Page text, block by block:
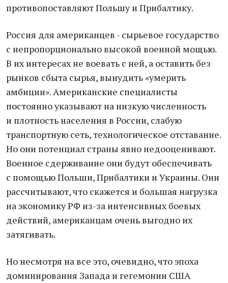
противопоставляют Польшу и Прибалтику.
Россия для американцев - сырьевое государство
с непропорционально высокой военной мощью.
В их интересах не воевать с ней, а оставить без
рынков сбыта сырья, вынудить «умерить
амбиции». Американские специалисты
постоянно указывают на низкую численность
и плотность населения в России, слабую
транспортную сеть, технологическое отставание.
Но они потенциал страны явно недооценивают.
Военное сдерживание они будут обеспечивать
с помощью Польши, Прибалтики и Украины. Они
рассчитывают, что скажется и большая нагрузка
на экономику РФ из-за интенсивных боевых
действий, американцам очень выгодно их
затягивать.
Но несмотря на все это, очевидно, что эпоха
доминирования Запада и гегемонии США